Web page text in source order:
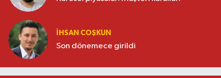
İHSAN COŞKUN
Son dönemece girildi